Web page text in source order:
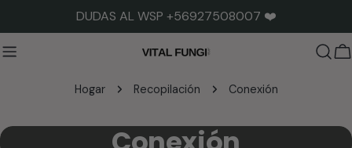
al
contenido
DUDAS AL WSP +56927508007 ❤️
Hogar Recopilación Conexión